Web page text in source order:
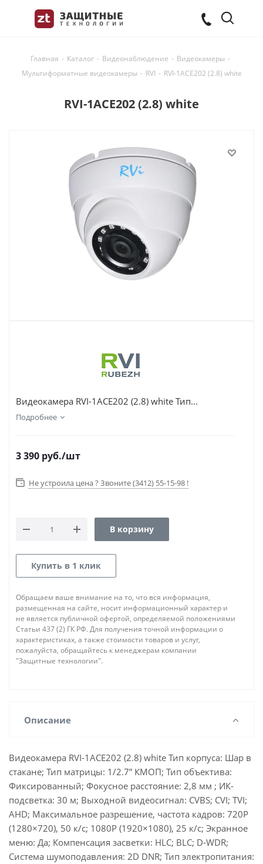
Главная - Каталог - Видеонаблюдение - Видеокамеры -
Мультиформатные видеокамеры - RVI - RVI-1ACE202 (2.8) white
RVI-1ACE202 (2.8) white
Видеокамера RVI-1ACE202 (2.8) white Тип...
Подробнее
3 390 руб./шт
Не устроила цена ? Звоните (3412) 55-15-98 !
В корзину
Купить в 1 клик
Обращаем ваше внимание на то, что вся информация,
размещенная на сайте, носит информационный характер и
не является публичной офертой, определяемой положениями
Статьи 437 (2) ГК РФ. Для получения точной информации о
характеристиках, а также стоимости товаров и услуг,
пожалуйста, обращайтесь к менеджерам компании
"Защитные технологии".
Описание
Видеокамера RVI-1ACE202 (2.8) white Тип корпуса: Шар в
стакане; Тип матрицы: 1/2.7” КМОП; Тип объектива:
Фиксированный; Фокусное расстояние: 2,8 мм ; ИК-
подсветка: 30 м; Выходной видеосигнал: CVBS; CVI; TVI;
AHD; Максимальное разрешение, частота кадров: 720P
(1280×720), 50 к/с; 1080P (1920×1080), 25 к/с; Экранное
меню: Да; Компенсация засветки: HLC; BLC; D-WDR;
Система шумоподавления: 2D DNR; Тип электропитания: